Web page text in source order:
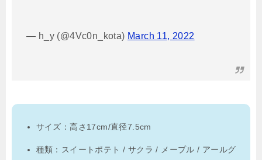
— h_y (@4Vc0n_kota) March 11, 2022
サイズ：高さ17cm/直径7.5cm
種類：スイートポテト / サクラ / メープル / アールグ